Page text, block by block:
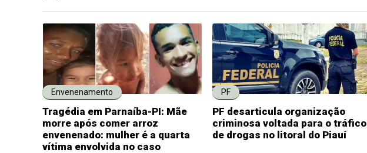
Envenenamento
Tragédia em Parnaíba-PI: Mãe
morre após comer arroz
envenenado: mulher é a quarta
vítima envolvida no caso
PF
PF desarticula organização
criminosa voltada para o tráfico
de drogas no litoral do Piauí